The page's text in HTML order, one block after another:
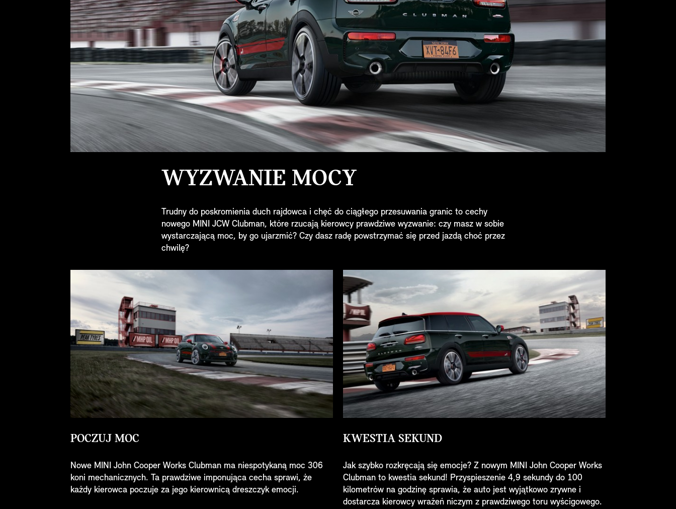
WYZWANIE MOCY
Trudny do poskromienia duch rajdowca i chęć do ciągłego przesuwania granic to cechy
nowego MINI JCW Clubman, które rzucają kierowcy prawdziwe wyzwanie: czy masz w sobie
wystarczającą moc, by go ujarzmić? Czy dasz radę powstrzymać się przed jazdą choć przez
chwilę?
POCZUJ MOC
Nowe MINI John Cooper Works Clubman ma niespotykaną moc 306
koni mechanicznych. Ta prawdziwe imponująca cecha sprawi, że
każdy kierowca poczuje za jego kierownicą dreszczyk emocji.
KWESTIA SEKUND
Jak szybko rozkręcają się emocje? Z nowym MINI John Cooper Works
Clubman to kwestia sekund! Przyspieszenie 4,9 sekundy do 100
kilometrów na godzinę sprawia, że auto jest wyjątkowo zrywne i
dostarcza kierowcy wrażeń niczym z prawdziwego toru wyścigowego.